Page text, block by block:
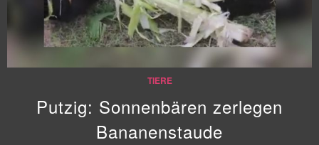
TIERE
Putzig: Sonnenbären zerlegen
Bananenstaude